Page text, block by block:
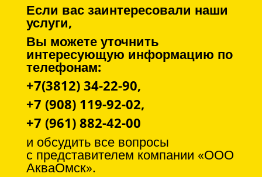
Если вас заинтересовали наши
услуги,
Вы можете уточнить
интересующую информацию по
телефонам:
+7(3812) 34-22-90,
+7 (908) 119-92-02,
+7 (961) 882-42-00
и обсудить все вопросы
с представителем компании «ООО
АкваОмск».